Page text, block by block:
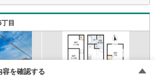
成約キャンペーン」の対象になります。
予約をする」ボタンからお問い合わせください。
でログインしてください。
は出金と譲渡はできません。有効期限は付与日か
ーーーーーーーーーーーーーーー
時点 のものであり、実際の適用金利は融資実行時
目
を確認する